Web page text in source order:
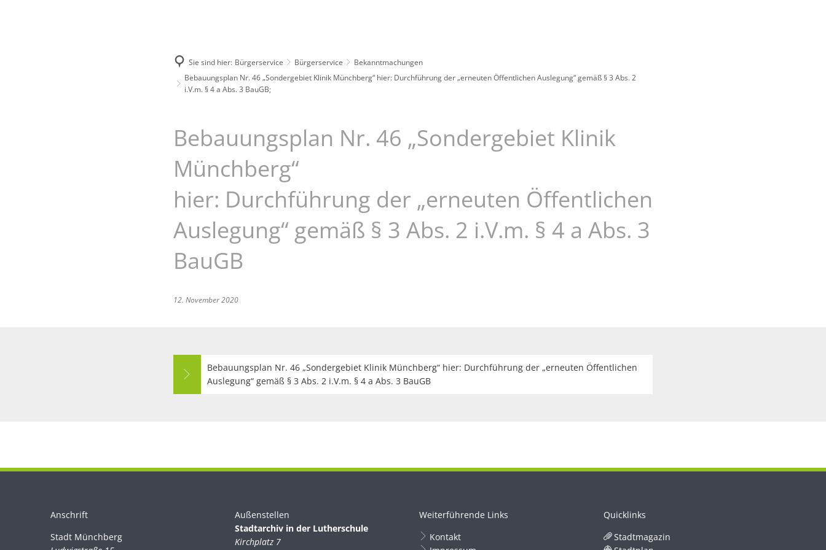
Sie sind hier: Bürgerservice Bürgerservice
Bekanntmachungen
Bebauungsplan Nr. 46 „Sondergebiet Klinik Münchberg“ hier: Durchführung der „erneuten Öffentlichen Auslegung“ gemäß § 3 Abs. 2
i.V.m. § 4 a Abs. 3 BauGB;
Bebauungsplan Nr. 46 „Sondergebiet Klinik
Münchberg“
hier: Durchführung der „erneuten Öffentlichen
Auslegung“ gemäß § 3 Abs. 2 i.V.m. § 4 a Abs. 3
BauGB
12. November 2020
Bebauungsplan Nr. 46 „Sondergebiet Klinik Münchberg“ hier: Durchführung der „erneuten Öffentlichen
Auslegung“ gemäß § 3 Abs. 2 i.V.m. § 4 a Abs. 3 BauGB
Anschrift
Stadt Münchberg
Außenstellen
Stadtarchiv in der Lutherschule
Kirchplatz 7
Weiterführende Links
Kontakt
Quicklinks
Stadtmagazin